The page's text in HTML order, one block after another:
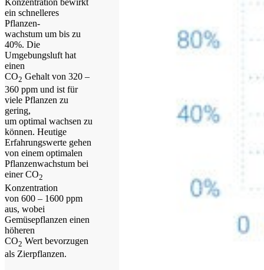
Konzentration bewirkt
ein schnelleres
Pflanzen-
wachstum um bis zu
40%. Die
Umgebungsluft hat
einen
CO2 Gehalt von 320 –
360 ppm und ist für
viele Pflanzen zu
gering,
um optimal wachsen zu
können. Heutige
Erfahrungswerte gehen
von einem optimalen
Pflanzenwachstum bei
einer CO2
Konzentration
von 600 – 1600 ppm
aus, wobei
Gemüsepflanzen einen
höheren
CO2 Wert bevorzugen
als Zierpflanzen.